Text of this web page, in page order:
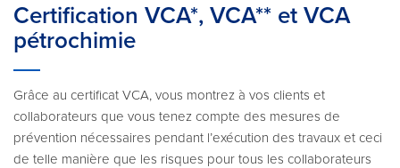
Certification VCA*, VCA** et VCA
pétrochimie
Grâce au certificat VCA, vous montrez à vos clients et
collaborateurs que vous tenez compte des mesures de
prévention nécessaires pendant l’exécution des travaux et ceci
de telle manière que les risques pour tous les collaborateurs